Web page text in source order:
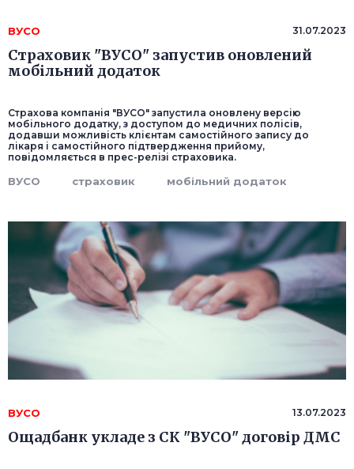
ВУСО 31.07.2023
Страховик "ВУСО" запустив оновлений
мобільний додаток
Страхова компанія "ВУСО" запустила оновлену версію
мобільного додатку, з доступом до медичних полісів,
додавши можливість клієнтам самостійного запису до
лікаря і самостійного підтвердження прийому,
повідомляється в прес-релізі страховика.
ВУСО страховик мобільний додаток
ВУСО 13.07.2023
Ощадбанк укладе з СК "ВУСО" договір ДМС